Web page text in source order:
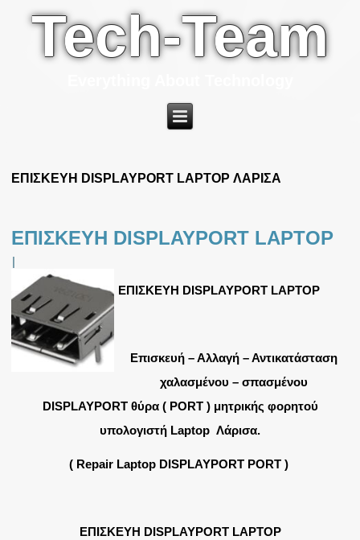
Tech-Team
ΕΠΙΣΚΕΥΗ DISPLAYPORT LAPTOP ΛΑΡΙΣΑ
ΕΠΙΣΚΕΥΗ DISPLAYPORT LAPTOP
|
ΕΠΙΣΚΕΥΗ DISPLAYPORT LAPTOP
Επισκευή – Αλλαγή – Αντικατάσταση
χαλασμένου – σπασμένου
DISPLAYPORT θύρα ( PORT ) μητρικής φορητού
υπολογιστή Laptop Λάρισα.
( Repair Laptop DISPLAYPORT PORT )
ΕΠΙΣΚΕΥΗ DISPLAYPORT LAPTOP